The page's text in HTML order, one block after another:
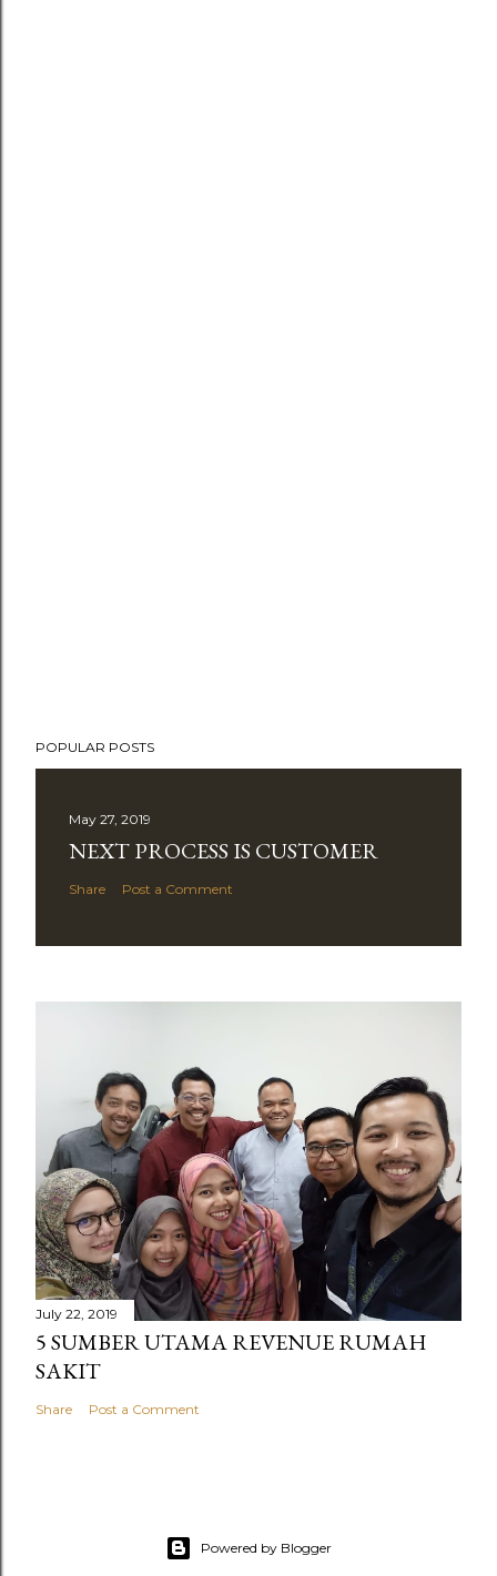
POPULAR POSTS
May 27, 2019
NEXT PROCESS IS CUSTOMER
Share Post a Comment
July 22, 2019
5 SUMBER UTAMA REVENUE RUMAH
SAKIT
Share Post a Comment
Powered by Blogger